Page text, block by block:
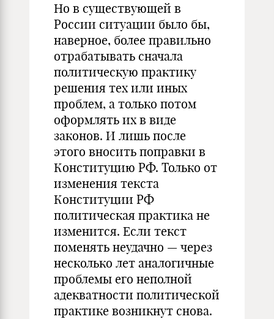
Но в существующей в
России ситуации было бы,
наверное, более правильно
отрабатывать сначала
политическую практику
решения тех или иных
проблем, а только потом
оформлять их в виде
законов. И лишь после
этого вносить поправки в
Конституцию РФ. Только от
изменения текста
Конституции РФ
политическая практика не
изменится. Если текст
поменять неудачно — через
несколько лет аналогичные
проблемы его неполной
адекватности политической
практике возникнут снова.